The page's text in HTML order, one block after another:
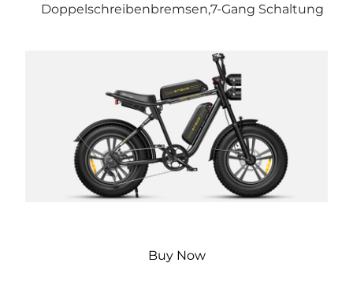
Doppelschreibenbremsen,7-Gang Schaltung
Buy Now